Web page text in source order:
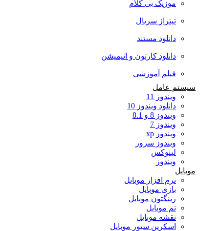
موزیک بی کلام
تیتراژ سریال
دانلود مستند
دانلود کارتون و انیمیشن
فیلم آموزشی
سیستم عامل
ویندوز 11
دانلود ویندوز 10
ویندوز 8 و 8.1
ویندوز 7
ویندوز xp
ویندوز سرور
لینوکس
ویندوز
موبایل
نرم افزار موبایل
بازی موبایل
رینگتون موبایل
تم موبایل
نقشه موبایل
اسکرین سیور موبایل